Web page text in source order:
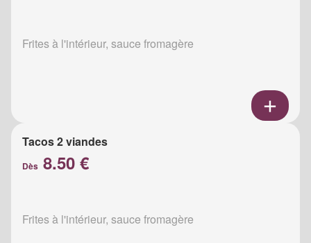
Frites à l'intérieur, sauce fromagère
Tacos 2 viandes
Dès 8.50 €
Frites à l'intérieur, sauce fromagère